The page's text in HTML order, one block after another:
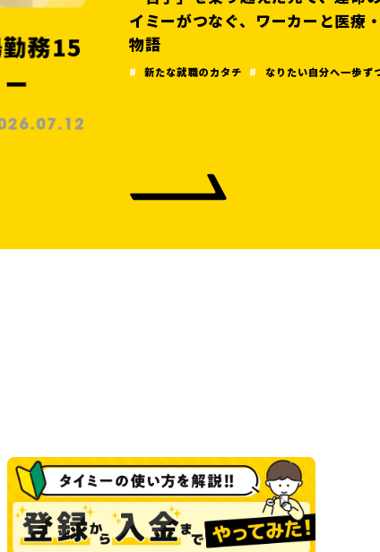
イミーがつなぐ、ワーカーと医療
物語
新たな就職のカタチ なりたい自分へ一歩ず